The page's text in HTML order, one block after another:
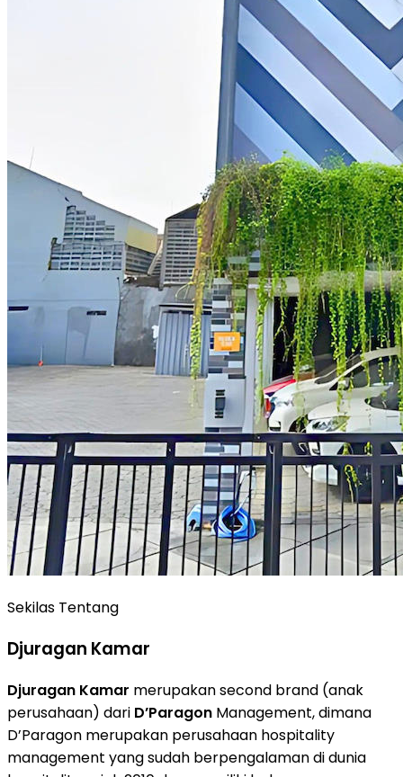
Sekilas Tentang
Djuragan Kamar
Djuragan Kamar merupakan second brand (anak
perusahaan) dari D’Paragon Management, dimana
D’Paragon merupakan perusahaan hospitality
management yang sudah berpengalaman di dunia